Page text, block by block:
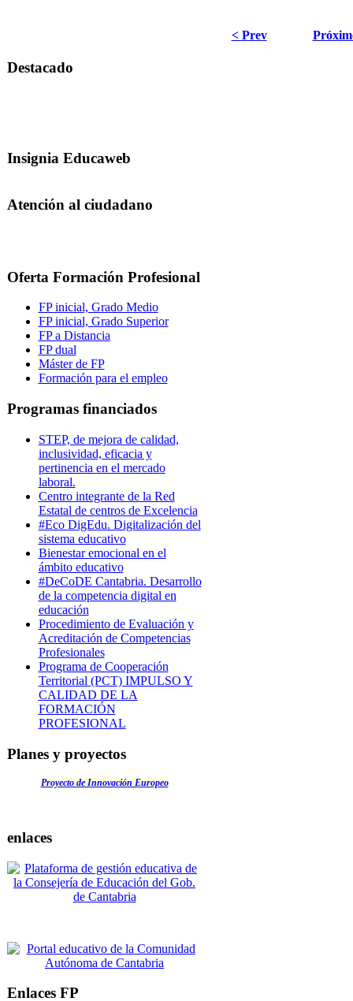
< Prev
Destacado
Insignia Educaweb
Atención al ciudadano
Oferta Formación Profesional
FP inicial, Grado Medio
FP inicial, Grado Superior
FP a Distancia
FP dual
Máster de FP
Formación para el empleo
Programas financiados
STEP, de mejora de calidad,
inclusividad, eficacia y
pertinencia en el mercado
laboral.
Centro integrante de la Red
Estatal de centros de Excelencia
#Eco DigEdu. Digitalización del
sistema educativo
Bienestar emocional en el
ámbito educativo
#DeCoDE Cantabria. Desarrollo
de la competencia digital en
educación
Procedimiento de Evaluación y
Acreditación de Competencias
Profesionales
Programa de Cooperación
Territorial (PCT) IMPULSO Y
CALIDAD DE LA
FORMACIÓN
PROFESIONAL
Planes y proyectos
Proyecto de Innovación Europeo
enlaces
Enlaces FP